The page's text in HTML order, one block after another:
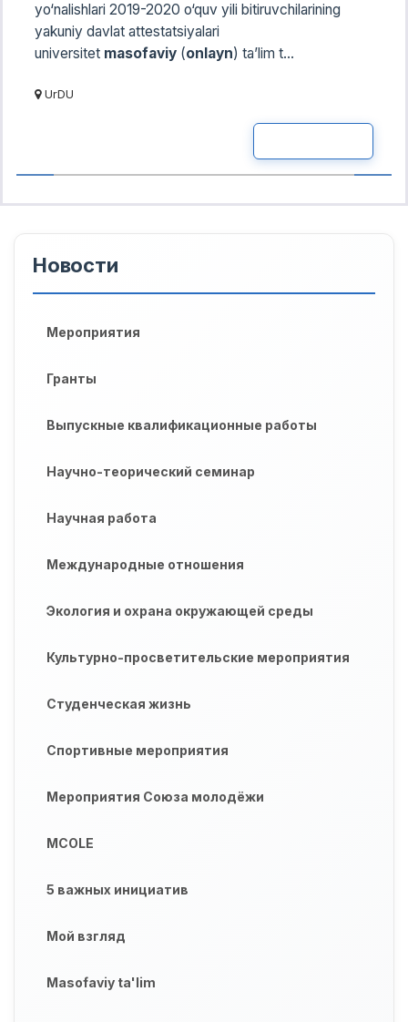
yo‘nalishlari 2019-2020 o‘quv yili bitiruvchilarining
yakuniy davlat attestatsiyalari
universitet masofaviy (onlayn) ta’lim t...
UrDU
Новости
Мероприятия
Гранты
Выпускные квалификационные работы
Научно-теорический семинар
Научная работа
Международные отношения
Экология и охрана окружающей среды
Культурно-просветительские мероприятия
Студенческая жизнь
Спортивные мероприятия
Мероприятия Союза молодёжи
MCOLE
5 важных инициатив
Мой взгляд
Masofaviy ta'lim